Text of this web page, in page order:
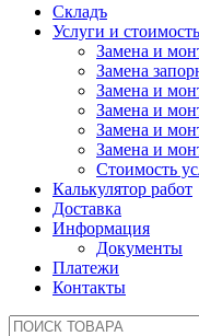
Складъ
Услуги и стоимость
Замена и
Замена
Замена и
Замена и
Замена и
Замена и
Стоимость
Калькулятор работ
Доставка
Информация
Документы
Платежи
Контакты
Поиск: